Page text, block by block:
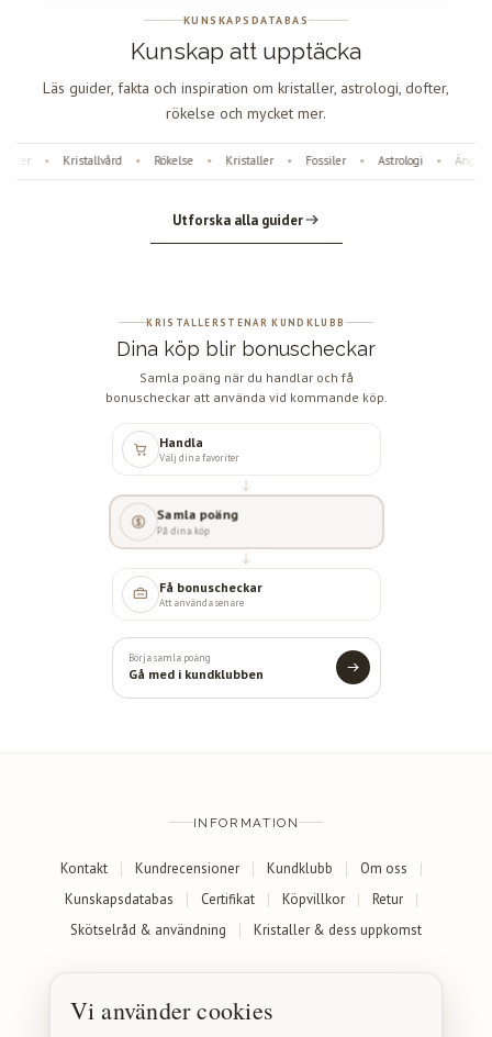
KUNSKAPSDATABAS
Kunskap att upptäcka
Läs guider, fakta och inspiration om kristaller, astrologi, dofter,
rökelse och mycket mer.
Kristallvård Rökelse Kristaller Fossiler Astrologi
Utforska alla guider
KRISTALLERSTENAR KUNDKLUBB
Dina köp blir bonuscheckar
Samla poäng när du handlar och få
bonuscheckar att använda vid kommande köp.
Handla
Välj dina favoriter
Samla poäng
På dina köp
Få bonuscheckar
Att använda senare
Börja samla poäng
Gå med i kundklubben
INFORMATION
Kontakt Kundrecensioner Kundklubb
Om oss
Kunskapsdatabas
Certifikat Köpvillkor
Retur
Skötselråd & användning
Kristaller & dess uppkomst
Vi använder cookies